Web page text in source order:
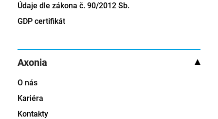
Axonia
O nás
Kariéra
Kontakty
Údaje dle zákona č. 90/2012 Sb.
GDP certifikát